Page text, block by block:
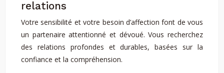
relations
Votre sensibilité et votre besoin d’affection font de vous
un partenaire attentionné et dévoué. Vous recherchez
des relations profondes et durables, basées sur la
confiance et la compréhension.